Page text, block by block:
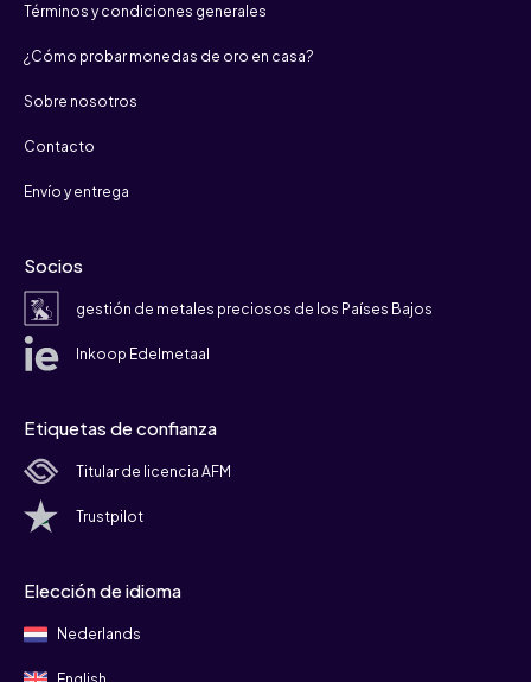
Términos y condiciones generales
¿Cómo probar monedas de oro en casa?
Sobre nosotros
Contacto
Envío y entrega
Socios
gestión de metales preciosos de los Países Bajos
Inkoop Edelmetaal
Etiquetas de confianza
Titular de licencia AFM
Trustpilot
Elección de idioma
Nederlands